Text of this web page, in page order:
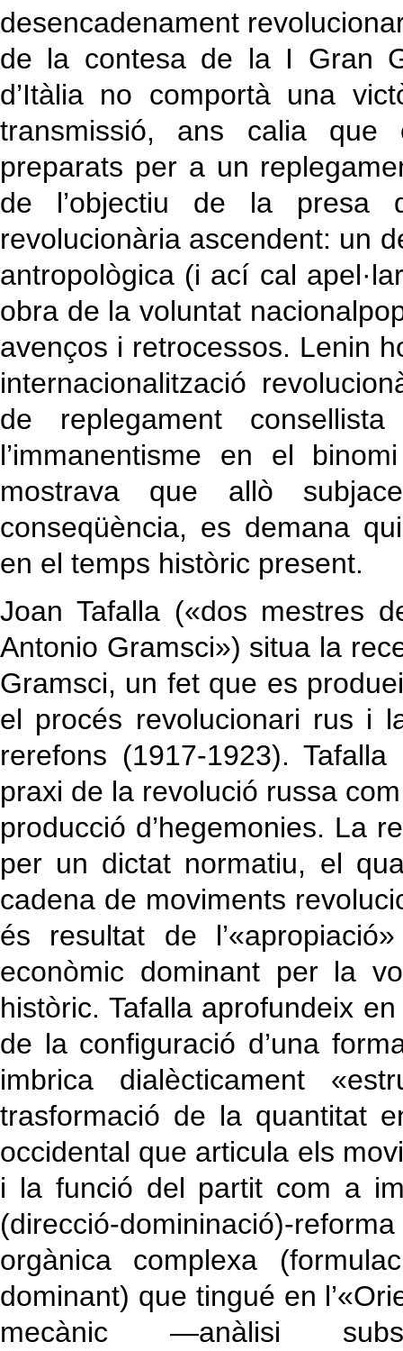
desencadenament
de la contesa de la I Gran
d’Itàlia no comportà una
transmissió, ans calia que
preparats per a un
de l’objectiu de la presa
revolucionària ascendent: un
antropològica (i ací cal
obra de la voluntat
avenços i retrocessos. Lenin
internacionalització
de replegament
l’immanentisme en el
mostrava que allò
conseqüència, es demana
en el temps històric present.
Joan Tafalla («dos mestres
Antonio Gramsci») situa la
Gramsci, un fet que es
el procés revolucionari rus i
rerefons (1917-1923).
praxi de la revolució russa
producció d’hegemonies. La
per un dictat normatiu, el
cadena de moviments
és resultat de
econòmic dominant per la
històric. Tafalla aprofundeix
de la configuració d’una
imbrica dialècticament
trasformació de la quantitat
occidental que articula els
i la funció del partit com a
(direcció-domininació)-
orgànica complexa
dominant) que tingué en
mecànic —anàlisi